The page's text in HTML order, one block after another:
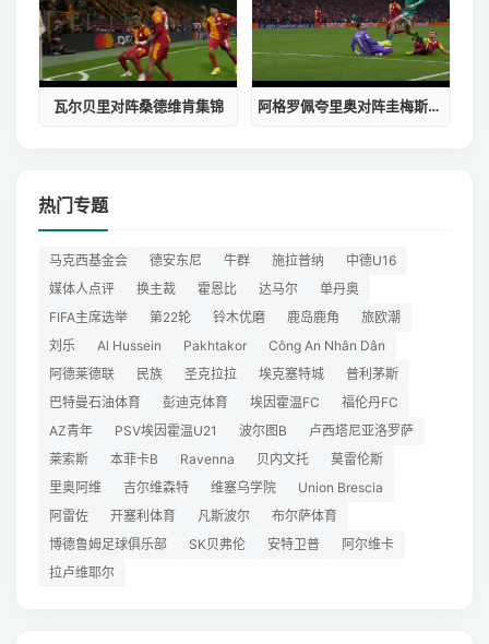
瓦尔贝里对阵桑德维肯集锦 阿格罗佩夸里奥对阵圭梅斯竞技俱乐部入口
热门专题
马克西基金会 德安东尼 牛群 施拉普纳
中德U16
媒体人点评
换主裁 霍恩比 达马尔
单丹奥
FIFA主席选举
第22轮 铃木优磨 鹿岛鹿角
旅欧潮
刘乐
Al Hussein Pakhtakor
Công An Nhân Dân
阿德莱德联
民族 圣克拉拉 埃克塞特城
普利茅斯
巴特曼石油体育
彭迪克体育 埃因霍温FC
福伦丹FC
AZ青年
PSV埃因霍温U21 波尔图B
卢西塔尼亚洛罗萨
莱索斯
本菲卡B Ravenna 贝内文托
莫雷伦斯
里奥阿维
吉尔维森特 维塞乌学院
Union Brescia
阿雷佐
开塞利体育 凡斯波尔
布尔萨体育
博德鲁姆足球俱乐部
SK贝弗伦 安特卫普
阿尔维卡
拉卢维耶尔